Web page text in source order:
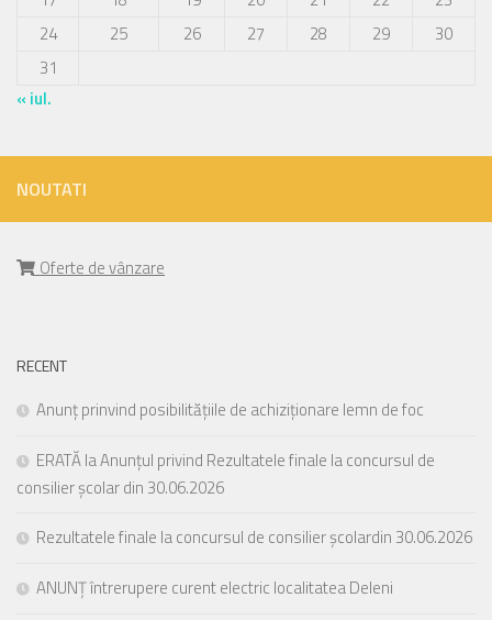
24
25 26 27 28 29
30
31
« iul.
NOUTATI
Oferte de vânzare
RECENT
Anunț prinvind posibilitățiile de achiziționare lemn de foc
ERATĂ la Anunțul privind Rezultatele finale la concursul de
consilier școlar din 30.06.2026
Rezultatele finale la concursul de consilier școlardin 30.06.2026
ANUNȚ întrerupere curent electric localitatea Deleni